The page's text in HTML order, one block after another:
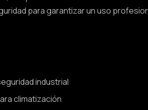
para garantizar un uso
industrial
climatización